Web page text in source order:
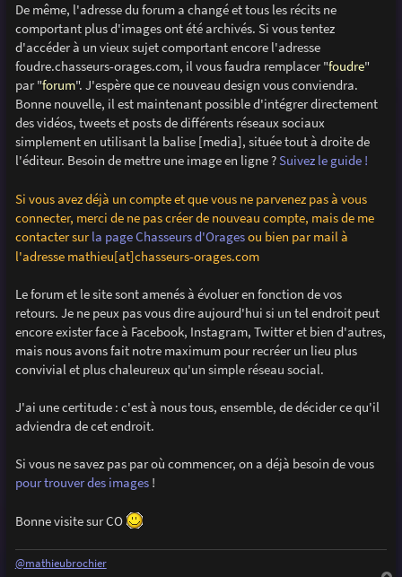
De même, l'adresse du forum a changé et tous les récits ne
comportant plus d'images ont été archivés. Si vous tentez
d'accéder à un vieux sujet comportant encore l'adresse
foudre.chasseurs-orages.com, il vous faudra remplacer "foudre"
par "forum". J'espère que ce nouveau design vous conviendra.
Bonne nouvelle, il est maintenant possible d'intégrer directement
des vidéos, tweets et posts de différents réseaux sociaux
simplement en utilisant la balise [media], située tout à droite de
l'éditeur. Besoin de mettre une image en ligne ?Suivez le guide !
Si vous avez déjà un compte et que vous ne parvenez pas à vous
connecter, merci de ne pas créer de nouveau compte, mais de me
contacter surla page Chasseurs d'Oragesou bien par mail à
l'adresse mathieu[at]chasseurs-orages.com
Le forum et le site sont amenés à évoluer en fonction de vos
retours. Je ne peux pas vous dire aujourd'hui si un tel endroit peut
encore exister face à Facebook, Instagram, Twitter et bien d'autres,
mais nous avons fait notre maximum pour recréer un lieu plus
convivial et plus chaleureux qu'un simple réseau social.
J'ai une certitude : c'est à nous tous, ensemble, de décider ce qu'il
adviendra de cet endroit.
Si vous ne savez pas par où commencer, on a déjà besoin de vous
pour trouver des images!
Bonne visite sur CO
@mathieubrochier